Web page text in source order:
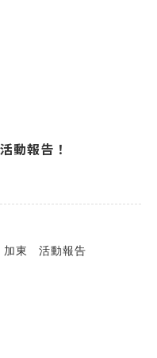
報告！